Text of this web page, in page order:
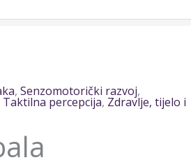
,Senzomotorički razvoj,
Taktilna percepcija, Zdravlje, tijelo i